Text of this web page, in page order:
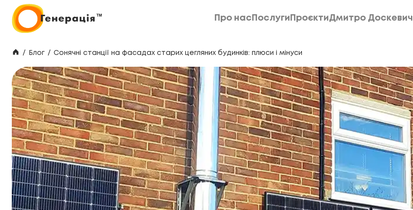
Про нас Послуги ПроєктиДмитро Доскевич
/ Блог / Сонячні станції на фасадах старих цегляних будинків: плюси і мінуси